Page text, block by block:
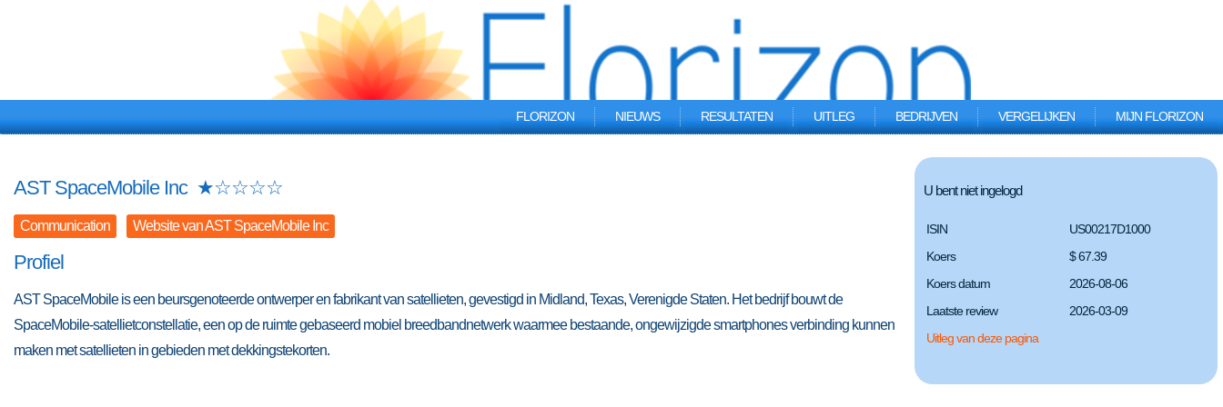
FLORIZON NIEUWS RESULTATEN UITLEG BEDRIJVEN VERGELIJKEN MIJN FLORIZON
AST SpaceMobile Inc ★☆☆☆☆
Communication Website van AST SpaceMobile Inc
Profiel
AST SpaceMobile is een beursgenoteerde ontwerper en fabrikant van satellieten, gevestigd in Midland, Texas, Verenigde Staten. Het bedrijf bouwt de
SpaceMobile-satellietconstellatie, een op de ruimte gebaseerd mobiel breedbandnetwerk waarmee bestaande, ongewijzigde smartphones verbinding kunnen
maken met satellieten in gebieden met dekkingstekorten.
U bent niet ingelogd
ISIN
US00217D1000
Koers
$ 67.39
Koers datum
2026-08-06
Laatste review
2026-03-09
Uitleg van deze pagina